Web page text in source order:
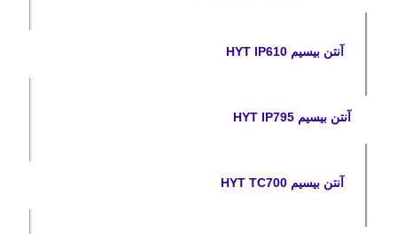
آنتن بیسیم HYT IP610
آنتن بیسیم HYT IP795
آنتن بیسیم HYT TC700